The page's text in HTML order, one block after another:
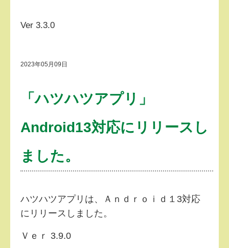
Ver 3.3.0
2023年05月09日
「ハツハツアプリ」
Android13対応にリリースし
ました。
ハツハツアプリは、Ａｎｄｒｏｉｄ１3対応
にリリースしました。
Ｖｅｒ 3.9.0